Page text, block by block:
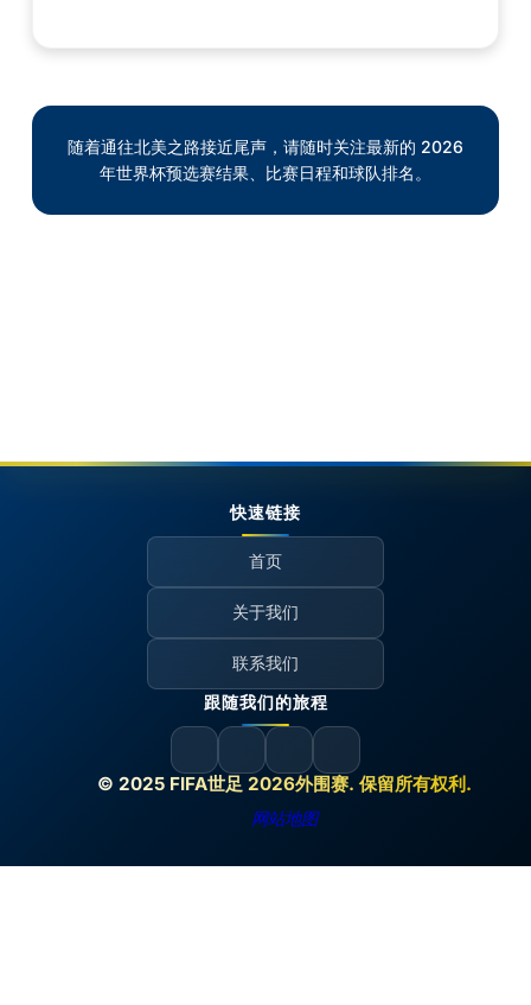
随着通往北美之路接近尾声，请随时关注最新的 2026
年世界杯预选赛结果、比赛日程和球队排名。
© 2025 FIFA世足 2026外围赛. 保留所有权利.
网站地图
快速链接
首页
关于我们
联系我们
跟随我们的旅程